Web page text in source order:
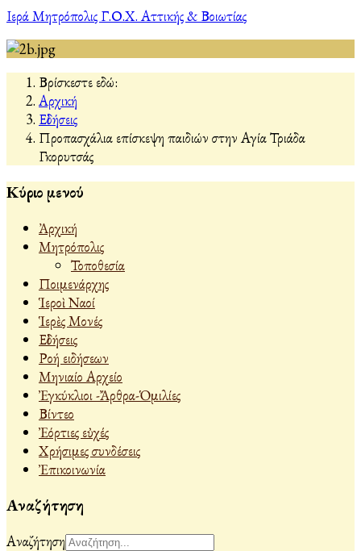
Ιερά Μητρόπολις Γ.Ο.Χ. Αττικής & Βοιωτίας
Βρίσκεστε εδώ:
Αρχική
Εἰδήσεις
Προπασχάλια επίσκεψη παιδιών στην Αγία Τριάδα
Γκορυτσάς
Κύριο μενού
Ἀρχική
Μητρόπολις
Τοποθεσία
Ποιμενάρχης
Ἱεροὶ Ναοί
Ἱερὲς Μονές
Εἰδήσεις
Ροή ειδήσεων
Μηνιαίο Αρχείο
Ἐγκύκλιοι -Ἄρθρα-Ὁμιλίες
Βίντεο
Ἐόρτιες εὐχές
Χρήσιμες συνδέσεις
Ἐπικοινωνία
Αναζήτηση
Αναζήτηση